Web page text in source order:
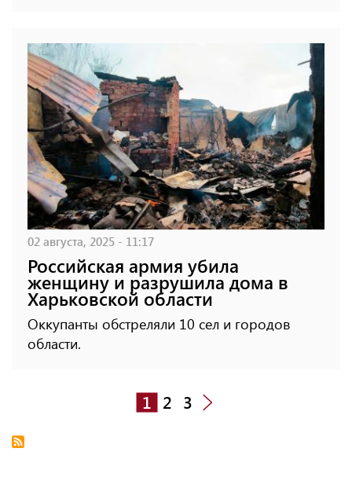
02 августа, 2025 - 11:17
Российская армия убила
женщину и разрушила дома в
Харьковской области
Оккупанты обстреляли 10 сел и городов
области.
1 2 3